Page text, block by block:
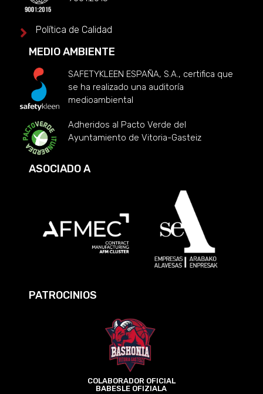
 Política de Calidad
MEDIO AMBIENTE
SAFETYKLEEN ESPAÑA, S.A., certifica que
se ha realizado una auditoría
medioambiental
Adheridos al Pacto Verde del
Ayuntamiento de Vitoria-Gasteiz
ASOCIADO A
PATROCINIOS
COLABORADOR OFICIAL
BABESLE OFIZIALA